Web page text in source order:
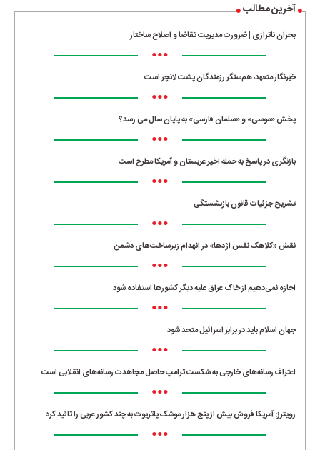
آخرین مطالب
بحران ناترازی | ضرورت مدیریت تقاضا و اصلاح ساختار
•••
خبرنگار متعهد، هم‌سنگر رزمندگان پشت لانچر است
•••
پخش «موسی» و «سلمان فارسی» به پایان سال می رسد؟
•••
بازنگری در پاسخ به حمله اخیر عربستان و آمریکا مطرح است
•••
تشریح جزئیات قانون بازنشستگی
•••
نقش «کلاهک نفس اژدها» در انهدام زیرساخت‌های دشمن
•••
اجازه نمی‌دهیم از خاک عراق علیه دیگر کشورها استفاده شود
•••
جهان اسلام باید در برابر اسرائیل متحد شود
•••
اعتراف رسانه‌های خارجی به شکست ترامپ حاصل مجاهدت رسانه‌های انقلابی است
•••
رویترز: آمریکا فروش بیش از پنج هزار موشک پاتریوت به چند کشور عربی را تائید کرد
•••